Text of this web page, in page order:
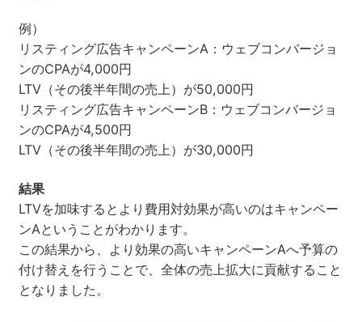
例）
リスティング広告キャンペーンA：ウェブコンバージョ
ンのCPAが4,000円
LTV（その後半年間の売上）が50,000円
リスティング広告キャンペーンB：ウェブコンバージョ
ンのCPAが4,500円
LTV（その後半年間の売上）が30,000円
結果
LTVを加味するとより費用対効果が高いのはキャンペー
ンAということがわかります。
この結果から、より効果の高いキャンペーンAへ予算の
付け替えを行うことで、全体の売上拡大に貢献すること
となりました。